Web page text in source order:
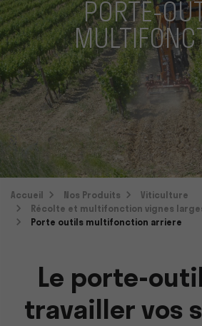
PORTE-
Accueil Nos Produits
Viticulture
Récolte et multifonction vignes
Porte outils multifonction arriere
Le porte-
travailler vos